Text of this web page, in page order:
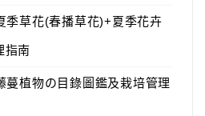
季草花(春播草花)+夏季花卉
指南
蔓植物の目錄圖鑑及栽培管理